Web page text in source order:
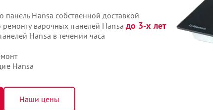
Hansa собственной доставкой
варочных панелей Hansa до 3-х лет
Hansa в течении часа
Hansa
Наши цены